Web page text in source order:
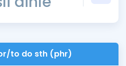
to do sth (phr)